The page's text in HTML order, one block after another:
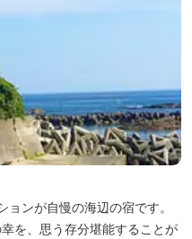
ンが自慢の海辺の宿です。
を、思う存分堪能することが